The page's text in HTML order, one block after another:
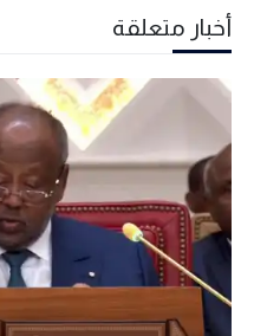
أخبار متعلقة